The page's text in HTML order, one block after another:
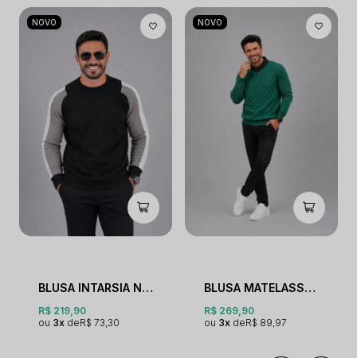
NOVO
BLUSA INTARSIA NA MANGA GOLA O
R$ 219,90
3x
R$ 73,30
NOVO
BLUSA MATELASSE GOLA O ESTONADA
R$ 269,90
3x
R$ 89,97